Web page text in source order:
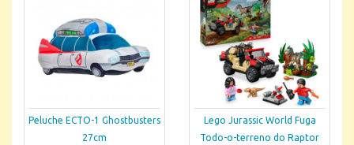
Peluche ECTO-1 Ghostbusters
27cm
Lego Jurassic World Fuga
Todo-o-terreno do Raptor